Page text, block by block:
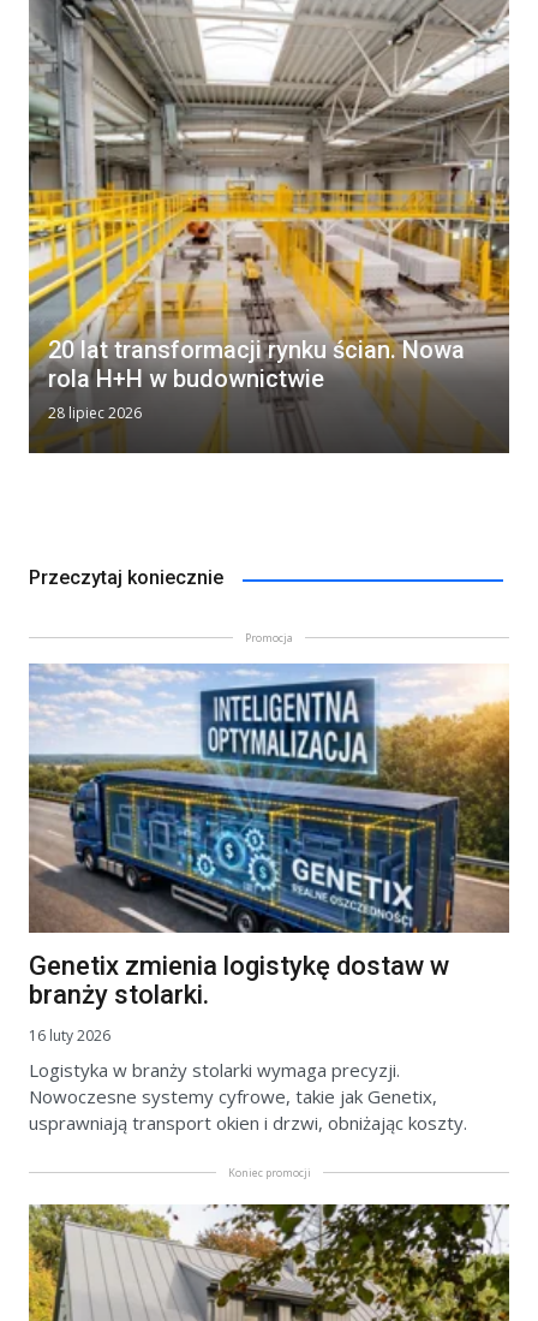
20 lat transformacji rynku ścian. Nowa
rola H+H w budownictwie
28 lipiec 2026
Przeczytaj koniecznie
Promocja
Genetix zmienia logistykę dostaw w
branży stolarki.
16 luty 2026
Logistyka w branży stolarki wymaga precyzji.
Nowoczesne systemy cyfrowe, takie jak Genetix,
usprawniają transport okien i drzwi, obniżając koszty.
Koniec promocji